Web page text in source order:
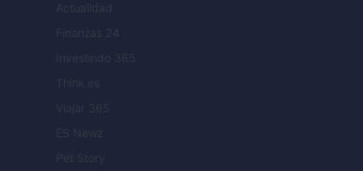
Actualidad
Finanzas 24
Investindo 365
Think.es
Viajar 365
ES Newz
Pet Story